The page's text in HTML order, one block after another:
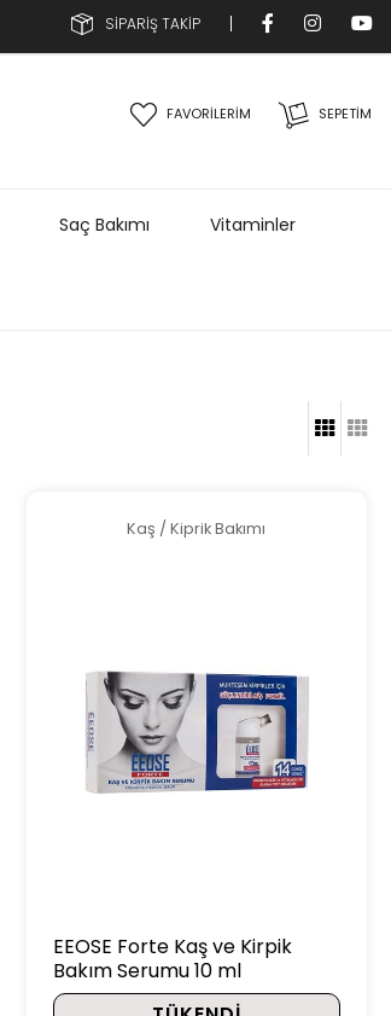
SİPARİŞ TAKİP
SEPETIM
FAVORİLERİM
Saç Bakımı Vitaminler
Kaş / Kiprik Bakımı
EEOSE Forte Kaş ve Kirpik
Bakım Serumu 10 ml